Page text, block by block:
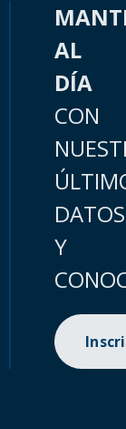
AL
DÍA
CON
DATOS
Y